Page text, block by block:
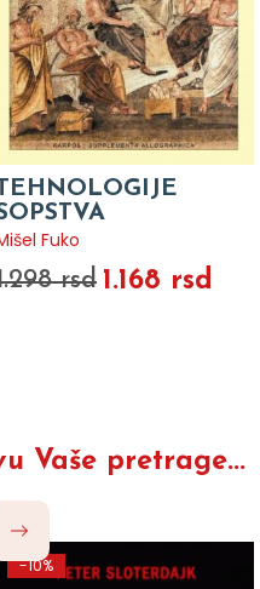
Fuko
rsd 1.168 rsd
Vaše pretrage...
-10%